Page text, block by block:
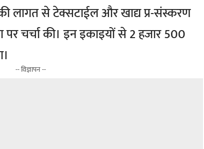
लागत से टेक्सटाईल और खाद्य प्र-संस्करण
चर्चा की। इन इकाइयों से 2 हजार 500
-- विज्ञापन --